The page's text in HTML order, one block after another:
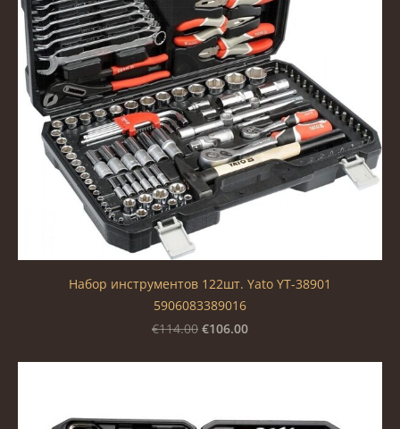
Набор инструментов 122шт. Yato YT-38901
5906083389016
€114.00 €106.00